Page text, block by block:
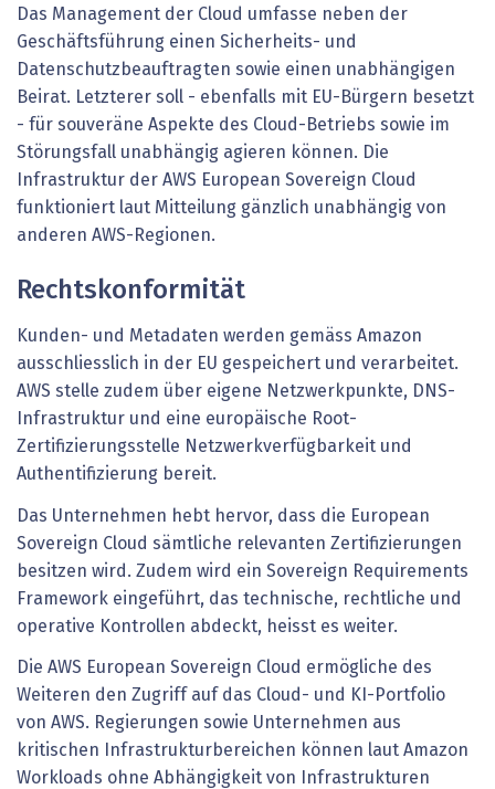
Das Management der Cloud umfasse neben der
Geschäftsführung einen Sicherheits- und
Datenschutzbeauftragten sowie einen unabhängigen
Beirat. Letzterer soll - ebenfalls mit EU-Bürgern besetzt
- für souveräne Aspekte des Cloud-Betriebs sowie im
Störungsfall unabhängig agieren können. Die
Infrastruktur der AWS European Sovereign Cloud
funktioniert laut Mitteilung gänzlich unabhängig von
anderen AWS-Regionen.
Rechtskonformität
Kunden- und Metadaten werden gemäss Amazon
ausschliesslich in der EU gespeichert und verarbeitet.
AWS stelle zudem über eigene Netzwerkpunkte, DNS-
Infrastruktur und eine europäische Root-
Zertifizierungsstelle Netzwerkverfügbarkeit und
Authentifizierung bereit.
Das Unternehmen hebt hervor, dass die European
Sovereign Cloud sämtliche relevanten Zertifizierungen
besitzen wird. Zudem wird ein Sovereign Requirements
Framework eingeführt, das technische, rechtliche und
operative Kontrollen abdeckt, heisst es weiter.
Die AWS European Sovereign Cloud ermögliche des
Weiteren den Zugriff auf das Cloud- und KI-Portfolio
von AWS. Regierungen sowie Unternehmen aus
kritischen Infrastrukturbereichen können laut Amazon
Workloads ohne Abhängigkeit von Infrastrukturen